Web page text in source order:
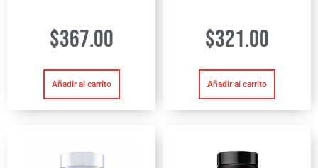
$367.00
Añadir al carrito
$321.00
Añadir al carrito